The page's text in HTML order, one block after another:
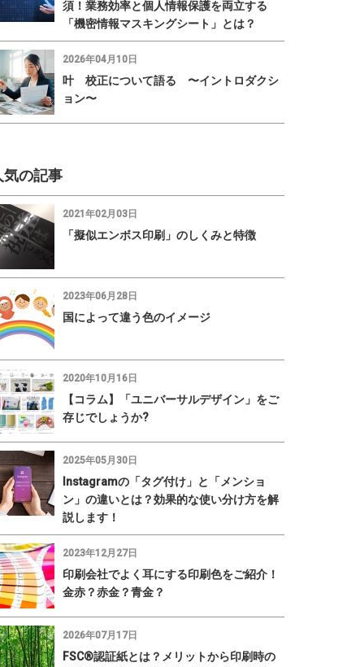
須！業務効率と個人情報保護を両立する
「機密情報マスキングシート」とは？
2026年04月10日
叶 校正について語る 〜イントロダクシ
ョン〜
気の記事
2021年02月03日
「擬似エンボス印刷」のしくみと特徴
2023年06月28日
国によって違う色のイメージ
2020年10月16日
【コラム】「ユニバーサルデザイン」をご
存じでしょうか?
2025年05月30日
Instagramの「タグ付け」と「メンショ
ン」の違いとは？効果的な使い分け方を解
説します！
2023年12月27日
印刷会社でよく耳にする印刷色をご紹介！
金赤？赤金？青金？
2026年07月17日
FSC®認証紙とは？メリットから印刷時の